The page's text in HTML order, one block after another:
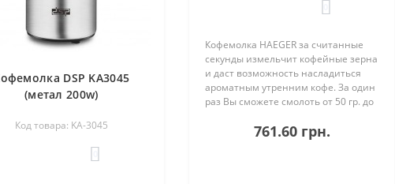
DSP KA3045
(метал 200w)
Код товара: KA-3045
Кофемолка HAEGER за считанные
секунды измельчит кофейные зерна
и даст возможность насладиться
ароматным утренним кофе. За один
раз Вы сможете смолоть от 50 гр. до
заваривания нескольких порций
любимого напитка. Нож кофе..
761.60 грн.